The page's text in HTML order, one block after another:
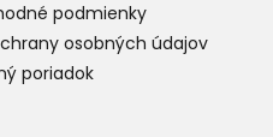
podmienky
osobných údajov
poriadok